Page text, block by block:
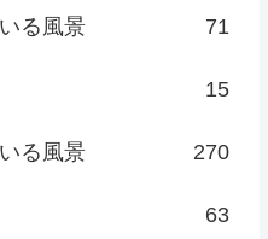
る風景 71
15
る風景 270
63